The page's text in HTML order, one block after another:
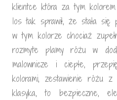
klientce która za tym
los tak sprawił, że stała się
w tym kolorze chociaż
rozmyte plamy różu w
malownicze i ciepłe,
kolorami, zestawienie różu
klasyka, to bezpieczne,